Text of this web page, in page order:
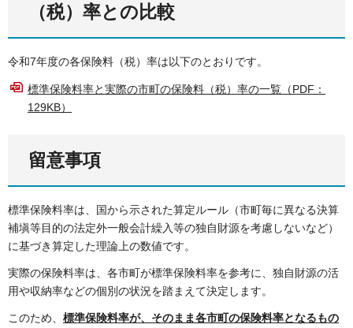
（税）率との比較
令和7年度の各保険料（税）率は以下のとおりです。
標準保険料率と実際の市町の保険料（税）率の一覧（PDF：
129KB）
留意事項
標準保険料率は、国から示された算定ルール（市町毎に異なる決算
補塡等目的の法定外一般会計繰入等の独自財源を考慮しないなど）
に基づき算定した理論上の数値です。
実際の保険料率は、各市町が標準保険料率を参考に、独自財源の活
用や収納率などの個別の状況を踏まえて決定します。
このため、 標準保険料率が、そのまま各市町の保険料率となるもの